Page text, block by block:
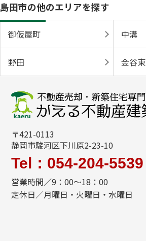
島田市の他のエリアを探す
御仮屋町 中溝
野田 金谷東
〒421-0113
静岡市駿河区下川原2-23-10
Tel：054-204-5539
営業時間／9：00～18：00
定休日／月曜日・火曜日・水曜日